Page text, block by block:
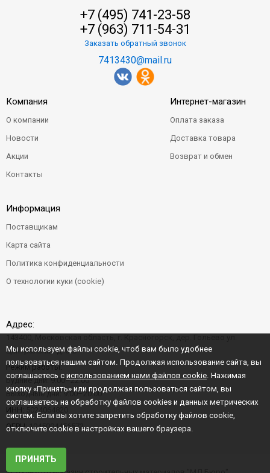
+7 (495) 741-23-58
+7 (963) 711-54-31
Заказать обратный звонок
7413430@mail.ru
Компания
О компании
Новости
Акции
Контакты
Интернет-магазин
Оплата заказа
Доставка товара
Возврат и обмен
Информация
Поставщикам
Карта сайта
Политика конфиденциальности
О технологии куки (cookie)
Адрес:
Центральная д. 6"Б"
Режим работы:
Будние дни: 9:00–22:00
Выходные дни: 9:00–20:00
ИНН:
ОГРН:1045004456573
Мы используем файлы cookie, чтоб вам было удобнее
пользоваться нашим сайтом. Продолжая использование сайта, вы
соглашаетесь с использованием нами файлов cookie . Нажимая
кнопку «Принять» или продолжая пользоваться сайтом, вы
соглашаетесь на обработку файлов cookies и данных метрических
систем. Если вы хотите запретить обработку файлов cookie,
отключите cookie в настройках вашего браузера.
ПРИНЯТЬ